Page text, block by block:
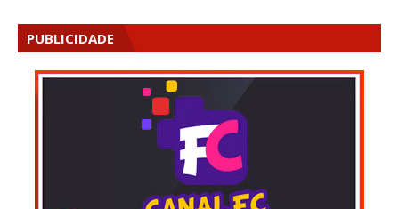
PUBLICIDADE